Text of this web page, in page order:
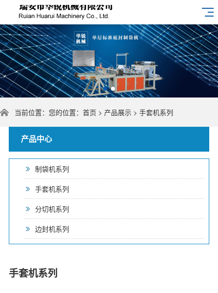
当前位置：您的位置： 首页 > 产品展示 > 手套机系列
产品中心
制袋机系列
手套机系列
分切机系列
边封机系列
手套机系列